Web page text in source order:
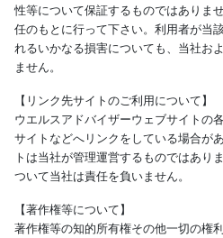
性等について保証するものではありま
任のもとに行って下さい。利用者が当
れるいかなる損害についても、当社お
ません。
【リンク先サイトのご利用について】
ウエルスアドバイザーウェブサイトの
サイトなどへリンクをしている場合が
トは当社が管理運営するものではあり
ついて当社は責任を負いません。
【著作権等について】
著作権等の知的所有権その他一切の権